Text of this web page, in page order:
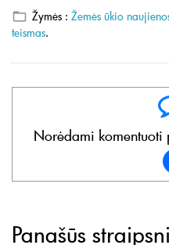
Žymės : Žemės ūkio
teismas.
Norėdami
Panašūs